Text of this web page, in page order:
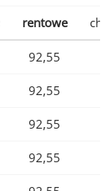
rentowe
92,55
92,55
92,55
92,55